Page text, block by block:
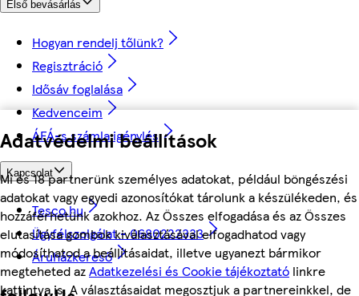
Adatvédelmi beállítások
Mi és 18 partnerünk személyes adatokat, például böngészési
adatokat vagy egyedi azonosítókat tárolunk a készülékeden, és
hozzáférhetünk azokhoz. Az Összes elfogadása és az Összes
elutasítása gombok kiválasztásával elfogadhatod vagy
módosíthatod a beállításaidat, illetve ugyanezt bármikor
megteheted azAdatkezelési és Cookie tájékoztató linkre
kattintva is. A választásaidat megosztjuk a partnereinkkel, de
Első bevásárlás
Hogyan rendelj tőlünk?
Regisztráció
Idősáv foglalása
Kedvenceim
ÁFÁ-s számla igénylés
Kapcsolat
Tesco.hu
Ügyfélszolgálat - 0680222333
Áruházkereső